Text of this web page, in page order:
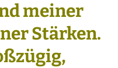
meiner
Stärken.